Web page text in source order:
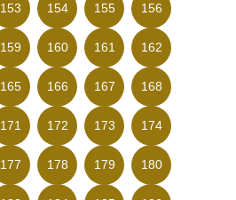
153 154 155 156
159 160 161 162
165 166 167 168
171 172 173 174
177 178 179 180